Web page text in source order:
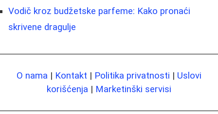
Vodič kroz budžetske parfeme: Kako pronaći
skrivene dragulje
O nama | Kontakt | Politika privatnosti | Uslovi
korišćenja | Marketinški servisi